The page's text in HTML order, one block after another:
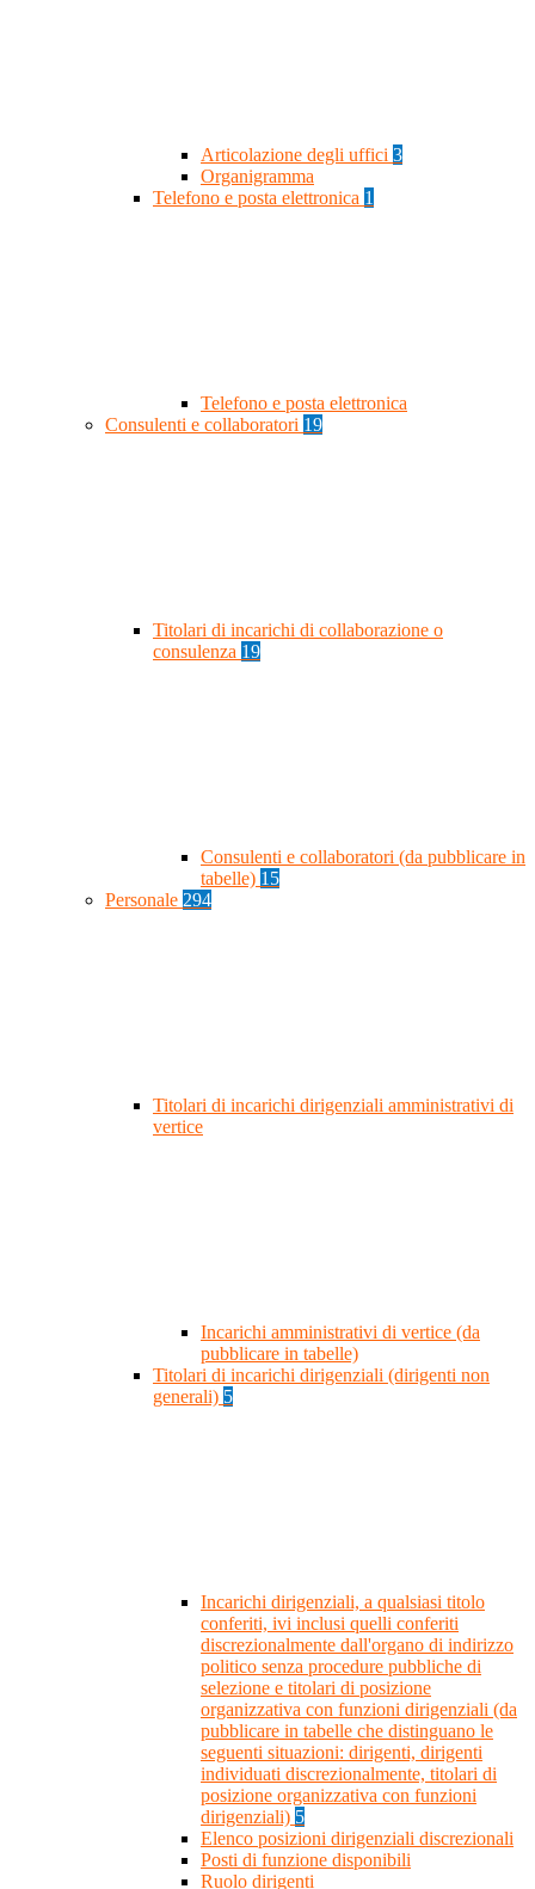
Articolazione degli uffici 3
Organigramma
Telefono e posta elettronica 1
Telefono e posta elettronica
Consulenti e collaboratori 19
Titolari di incarichi di collaborazione o
consulenza 19
Consulenti e collaboratori (da pubblicare in
tabelle) 15
Personale 294
Titolari di incarichi dirigenziali amministrativi di
vertice
Incarichi amministrativi di vertice (da
pubblicare in tabelle)
Titolari di incarichi dirigenziali (dirigenti non
generali) 5
Incarichi dirigenziali, a qualsiasi titolo
conferiti, ivi inclusi quelli conferiti
discrezionalmente dall'organo di indirizzo
politico senza procedure pubbliche di
selezione e titolari di posizione
organizzativa con funzioni dirigenziali (da
pubblicare in tabelle che distinguano le
seguenti situazioni: dirigenti, dirigenti
individuati discrezionalmente, titolari di
posizione organizzativa con funzioni
dirigenziali) 5
Elenco posizioni dirigenziali discrezionali
Posti di funzione disponibili
Ruolo dirigenti